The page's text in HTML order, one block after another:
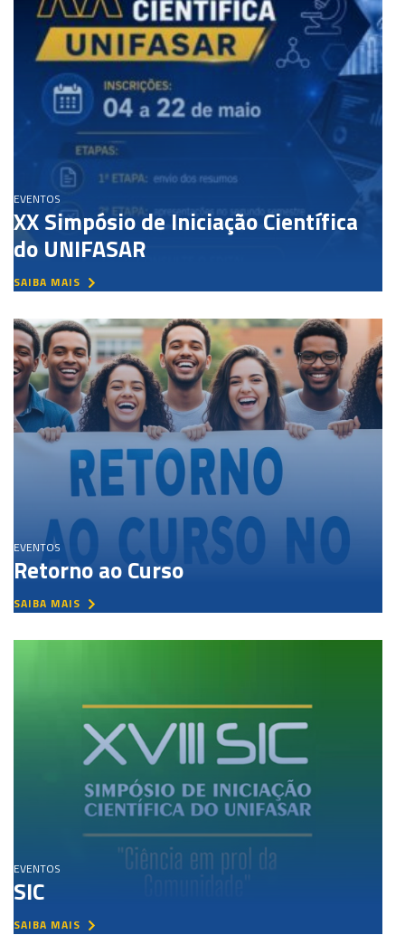
EVENTOS
XX Simpósio de Iniciação Científica
do UNIFASAR
SAIBA MAIS
EVENTOS
Retorno ao Curso
SAIBA MAIS
EVENTOS
SIC
SAIBA MAIS